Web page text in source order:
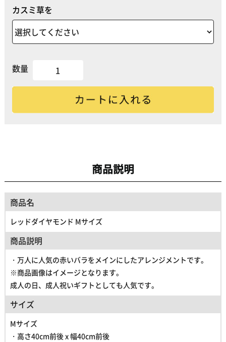
カスミ草を
数量
商品説明
商品名
レッドダイヤモンド Mサイズ
商品説明
・万人に人気の赤いバラをメインにしたアレンジメントです。
※商品画像はイメージとなります。
成人の日、成人祝いギフトとしても人気です。
サイズ
Mサイズ
・高さ40cm前後 x 幅40cm前後